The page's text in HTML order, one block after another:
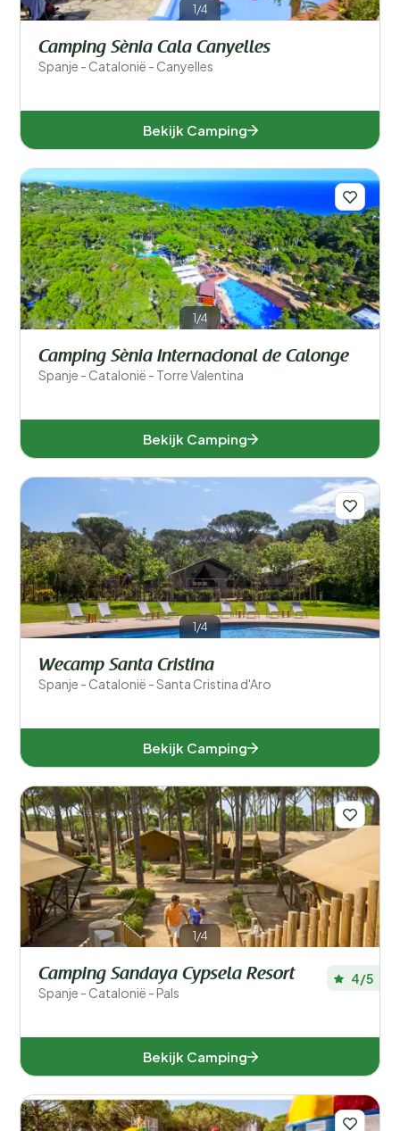
1/4
Camping Sènia Cala Canyelles
Spanje - Catalonië - Canyelles
Bekijk Camping
1/4
Camping Sènia Internacional de Calonge
Spanje - Catalonië - Torre Valentina
Bekijk Camping
1/4
Wecamp Santa Cristina
Spanje - Catalonië - Santa Cristina d'Aro
Bekijk Camping
1/4
Camping Sandaya Cypsela Resort
Spanje - Catalonië - Pals
4/5
Bekijk Camping